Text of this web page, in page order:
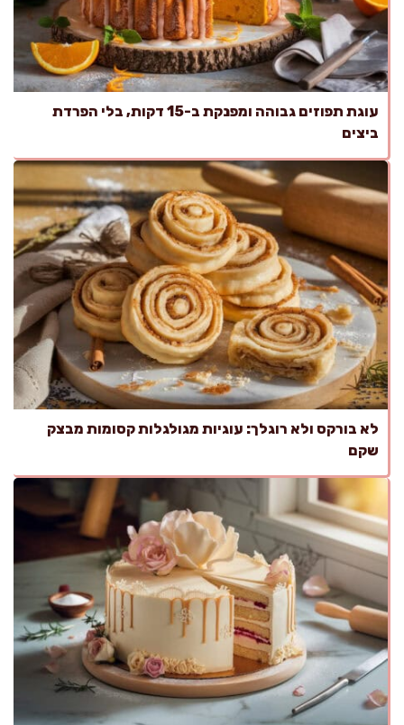
עוגת תפוזים גבוהה ומפנקת ב-15 דקות, בלי הפרדת
ביצים
לא בורקס ולא רוגלך: עוגיות מגולגלות קסומות מבצק
שקם